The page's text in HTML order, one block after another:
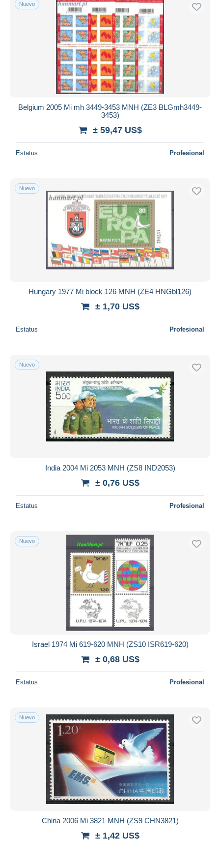
Nuevo
Belgium 2005 Mi mh 3449-3453 MNH (ZE3 BLGmh3449-
3453)
± 59,47 US$
Estatus Profesional
Nuevo
Hungary 1977 Mi block 126 MNH (ZE4 HNGbl126)
± 1,70 US$
Estatus Profesional
Nuevo
India 2004 Mi 2053 MNH (ZS8 IND2053)
± 0,76 US$
Estatus Profesional
Nuevo
Israel 1974 Mi 619-620 MNH (ZS10 ISR619-620)
± 0,68 US$
Estatus Profesional
Nuevo
China 2006 Mi 3821 MNH (ZS9 CHN3821)
± 1,42 US$